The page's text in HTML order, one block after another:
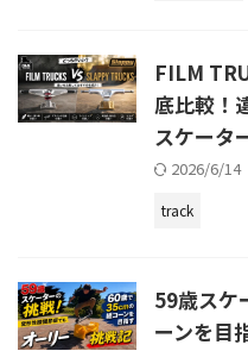
FILM
底比較！
スケータ
2026/6/14
track
59歳スケ
ーンを目